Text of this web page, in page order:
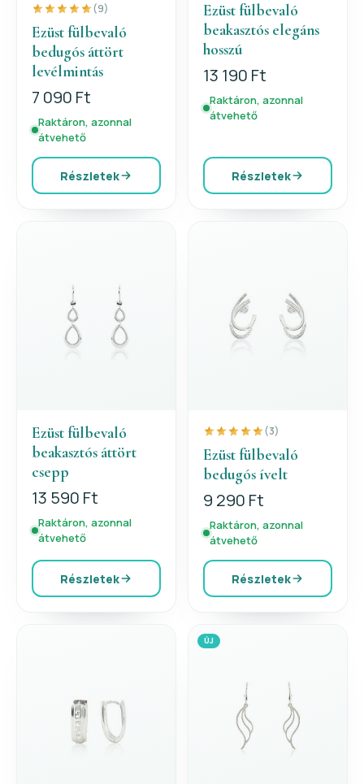
(9)
Ezüst fülbevaló
bedugós áttört
levélmintás
7 090 Ft
Raktáron, azonnal
átvehető
Részletek
Ezüst fülbevaló
beakasztós elegáns
hosszú
13 190 Ft
Raktáron, azonnal
átvehető
Részletek
Ezüst fülbevaló
beakasztós áttört
csepp
13 590 Ft
Raktáron, azonnal
átvehető
Részletek
(3)
Ezüst fülbevaló
bedugós ívelt
9 290 Ft
Raktáron, azonnal
átvehető
Részletek
ÚJ